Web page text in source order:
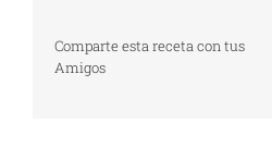
Comparte esta receta con tus
Amigos